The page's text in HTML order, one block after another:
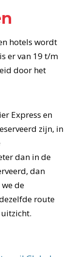
hotels wordt
er van 19 t/m
door het
Express en
zijn, in
dan in de
dan
de
route